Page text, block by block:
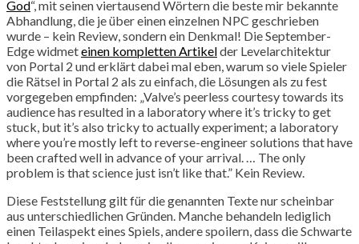
God“, mit seinen viertausend Wörtern die beste mir bekannte
Abhandlung, die je über einen einzelnen NPC geschrieben
wurde – kein Review, sondern ein Denkmal! Die September-
Edge widmeteinen kompletten Artikelder Levelarchitektur
von Portal 2 und erklärt dabei mal eben, warum so viele Spieler
die Rätsel in Portal 2 als zu einfach, die Lösungen als zu fest
vorgegeben empfinden: „Valve’s peerless courtesy towards its
audience has resulted in a laboratory where it’s tricky to get
stuck, but it’s also tricky to actually experiment; a laboratory
where you’re mostly left to reverse-engineer solutions that have
been crafted well in advance of your arrival. … The only
problem is that science just isn’t like that.” Kein Review.
Diese Feststellung gilt für die genannten Texte nur scheinbar
aus unterschiedlichen Gründen. Manche behandeln lediglich
einen Teilaspekt eines Spiels, andere spoilern, dass die Schwarte